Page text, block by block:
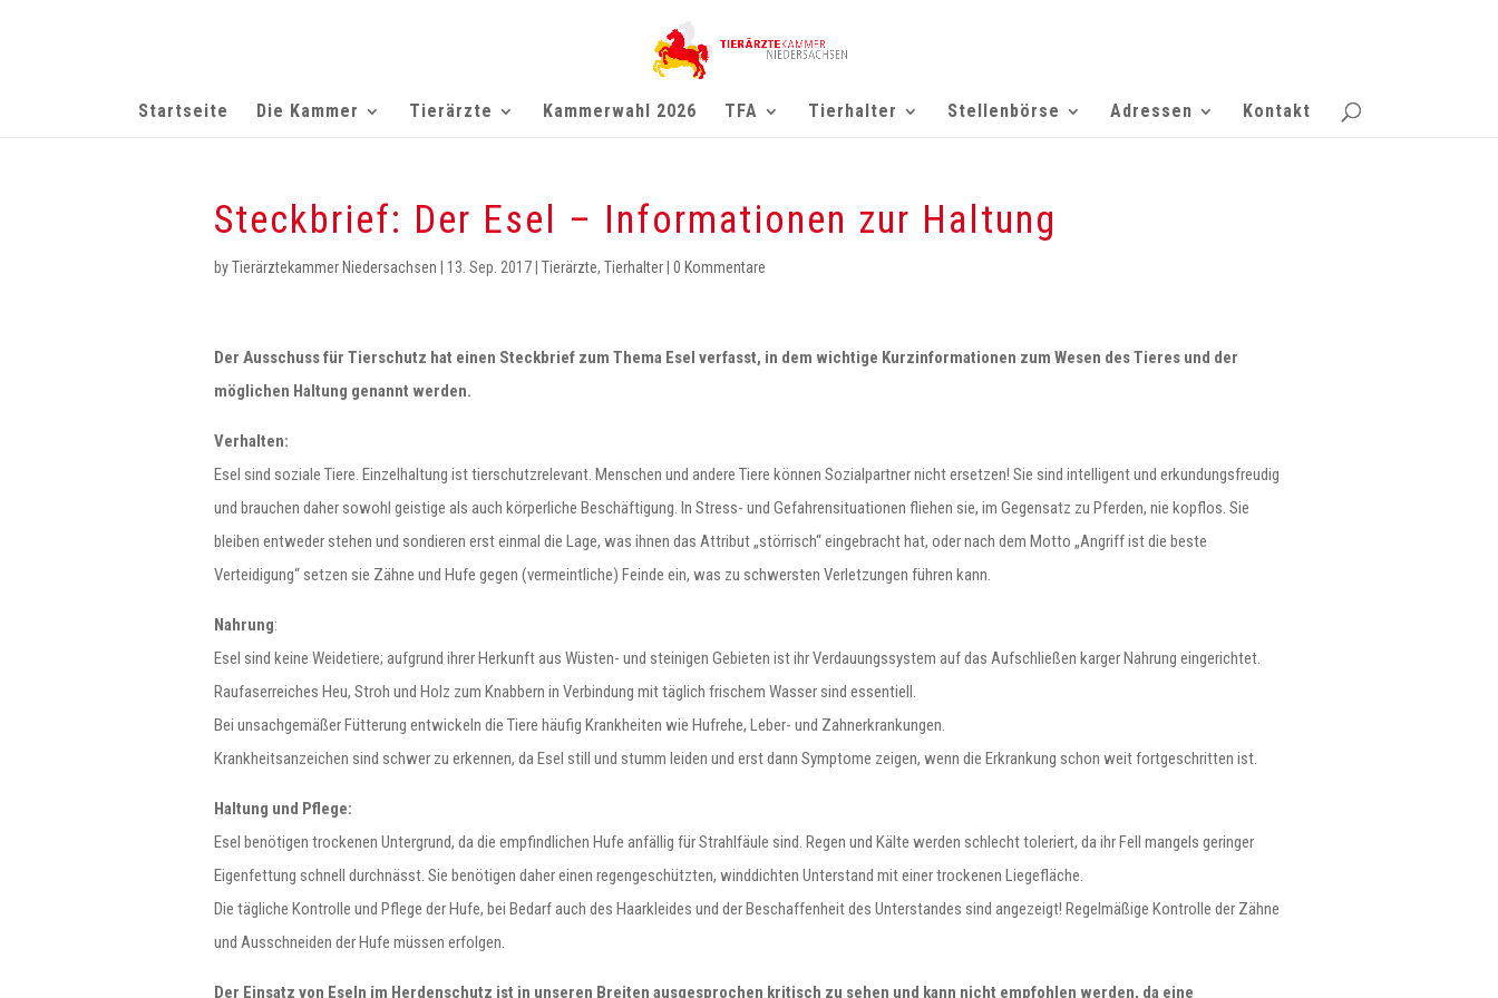
Startseite Die Kammer Tierärzte Kammerwahl 2026 TFA Tierhalter Stellenbörse Adressen Kontakt
Steckbrief: Der Esel – Informationen zur Haltung
byTierärztekammer Niedersachsen 13. Sep. 2017 Tierärzte, Tierhalter 0 Kommentare
Der Ausschuss für Tierschutz hat einen Steckbrief zum Thema Esel verfasst, in dem wichtige Kurzinformationen zum Wesen des Tieres und der
möglichen Haltung genannt werden.
Verhalten:
Esel sind soziale Tiere. Einzelhaltung ist tierschutzrelevant. Menschen und andere Tiere können Sozialpartner nicht ersetzen! Sie sind intelligent und erkundungsfreudig
und brauchen daher sowohl geistige als auch körperliche Beschäftigung. In Stress- und Gefahrensituationen fliehen sie, im Gegensatz zu Pferden, nie kopflos. Sie
bleiben entweder stehen und sondieren erst einmal die Lage, was ihnen das Attribut „störrisch“ eingebracht hat, oder nach dem Motto „Angriff ist die beste
Verteidigung“ setzen sie Zähne und Hufe gegen (vermeintliche) Feinde ein, was zu schwersten Verletzungen führen kann.
Nahrung:
Esel sind keine Weidetiere; aufgrund ihrer Herkunft aus Wüsten- und steinigen Gebieten ist ihr Verdauungssystem auf das Aufschließen karger Nahrung eingerichtet.
Raufaserreiches Heu, Stroh und Holz zum Knabbern in Verbindung mit täglich frischem Wasser sind essentiell.
Bei unsachgemäßer Fütterung entwickeln die Tiere häufig Krankheiten wie Hufrehe, Leber- und Zahnerkrankungen.
Krankheitsanzeichen sind schwer zu erkennen, da Esel still und stumm leiden und erst dann Symptome zeigen, wenn die Erkrankung schon weit fortgeschritten ist.
Haltung und Pflege:
Esel benötigen trockenen Untergrund, da die empfindlichen Hufe anfällig für Strahlfäule sind. Regen und Kälte werden schlecht toleriert, da ihr Fell mangels geringer
Eigenfettung schnell durchnässt. Sie benötigen daher einen regengeschützten, winddichten Unterstand mit einer trockenen Liegefläche.
Die tägliche Kontrolle und Pflege der Hufe, bei Bedarf auch des Haarkleides und der Beschaffenheit des Unterstandes sind angezeigt! Regelmäßige Kontrolle der Zähne
und Ausschneiden der Hufe müssen erfolgen.
Der Einsatz von Eseln im Herdenschutz ist in unseren Breiten ausgesprochen kritisch zu sehen und kann nicht empfohlen werden, da eine